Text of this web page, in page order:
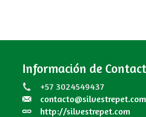
Información de
+57 3024549437
contacto@silvestrepet.com
http://silvestrepet.com